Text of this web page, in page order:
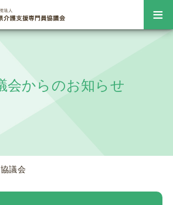
≡
会からのお知らせ
議会